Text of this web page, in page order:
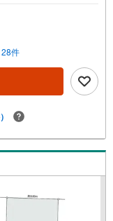
、キッズスペースや
お子様連れのお客様
のお住まい探しの方
されるお客様のため
ランをご用意していま
から午後7時まで、毎
また、オンライン内
のご内覧も承りま
ご紹介可能ですの
談もプロが対応●物
ンなどの資金面やリ
に関するどんなこと
件